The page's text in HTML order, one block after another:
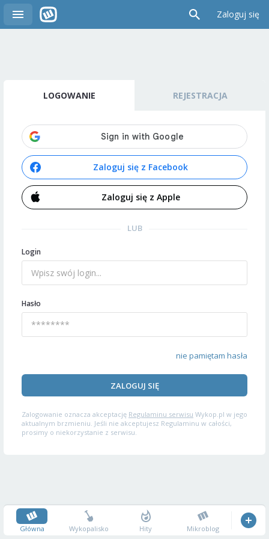
Zaloguj się
LOGOWANIE REJESTRACJA
Zaloguj się z Facebook
Zaloguj się z Apple
LUB
Login
Hasło
nie pamiętam hasła
ZALOGUJ SIĘ
Zalogowanie oznacza akceptację Regulaminu serwisu Wykop.pl w jego
aktualnym brzmieniu. Jeśli nie akceptujesz Regulaminu w całości,
prosimy o niekorzystanie z serwisu.
Główna Wykopalisko Hity Mikroblog